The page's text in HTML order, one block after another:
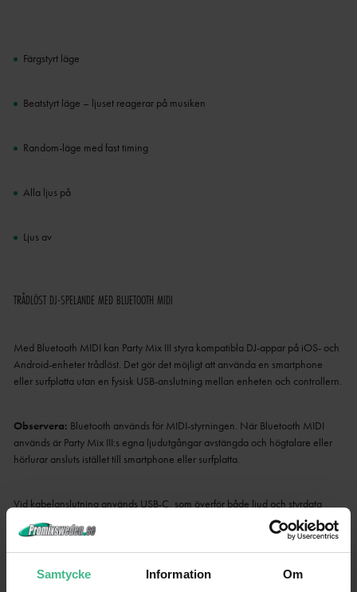
Samtycke Information Om
Färgstyrt läge
Beatstyrt läge – ljuset reagerar på musiken
Random-läge med fast timing
Alla ljus på
Ljus av
TRÅDLÖST DJ-SPELANDE MED BLUETOOTH MIDI
Med Bluetooth MIDI kan Party Mix III styra kompatibla DJ-appar på iOS- och
Android-enheter trådlöst. Det gör det möjligt att använda en smartphone
eller surfplatta utan en fysisk USB-anslutning mellan enheten och controllern.
Observera: Bluetooth används för MIDI-styrningen. När Bluetooth MIDI
används är Party Mix III:s egna ljudutgångar avstängda och högtalare eller
hörlurar ansluts istället till smartphone eller surfplatta.
Vid kabelanslutning används USB-C, som överför både ljud och styrdata
mellan Party Mix III och en kompatibel dator, smartphone eller surfplatta.
KOMPAKT OCH ENKEL ATT TA MED